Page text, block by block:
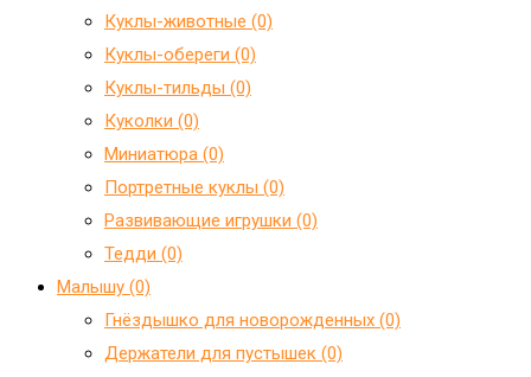
Куклы-животные (0)
Куклы-обереги (0)
Куклы-тильды (0)
Куколки (0)
Миниатюра (0)
Портретные куклы (0)
Развивающие игрушки (0)
Тедди (0)
Малышу (0)
Гнёздышко для новорожденных (0)
Держатели для пустышек (0)